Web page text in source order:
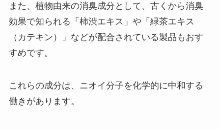
また、植物由来の消臭成分として、古くから消臭
効果で知られる「柿渋エキス」や「緑茶エキス
（カテキン）」などが配合されている製品もおす
すめです。
これらの成分は、ニオイ分子を化学的に中和する
働きがあります。